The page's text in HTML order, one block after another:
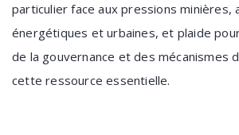
particulier face aux pressions minières,
énergétiques et urbaines, et plaide
de la gouvernance et des mécanismes
cette ressource essentielle.